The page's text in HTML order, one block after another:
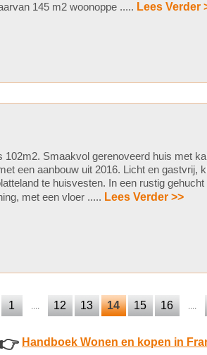
145 m2 woonoppe ..... Lees Verder
102m2. Smaakvol gerenoveerd huis met
een aanbouw uit 2016. Licht en gastvrij,
te huisvesten. In een rustig
met een vloer ..... Lees Verder >>
1 .... 12 13 14 15 16 ....
👉 Handboek Wonen en kopen in